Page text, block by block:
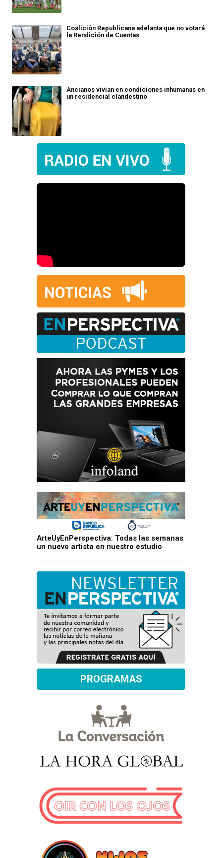
Coalición Republicana adelanta que no votará
la Rendición de Cuentas
Ancianos vivían en condiciones inhumanas en
un residencial clandestino
ArteUyEnPerspectiva: Todas las semanas
un nuevo artista en nuestro estudio
PROGRAMAS